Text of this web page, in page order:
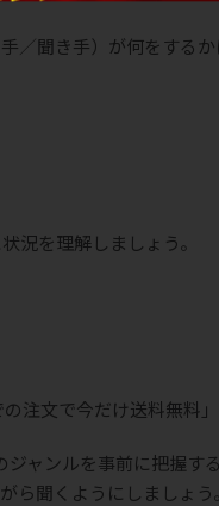
／聞き手）が何をする
況を理解しましょう。
注文で今だけ送料無料」
ャンルを事前に把握す
ら聞くようにしましょう。